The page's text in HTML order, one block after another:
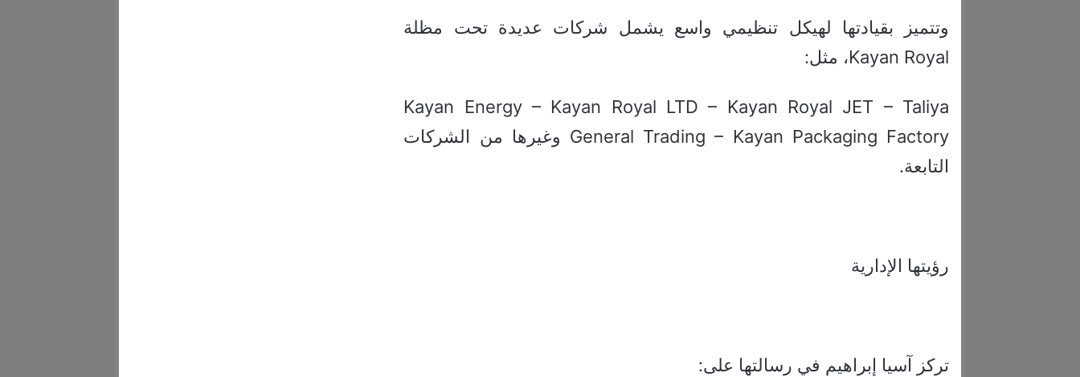
وتتميز بقيادتها لهيكل تنظيمي واسع يشمل شركات عديدة تحت مظلة
Kayan Royal، مثل:
Kayan Energy – Kayan Royal LTD – Kayan Royal JET – Taliya
General Trading – Kayan Packaging Factory وغيرها من الشركات
التابعة.
رؤيتها الإدارية
تركز آسيا إبراهيم في رسالتها على: